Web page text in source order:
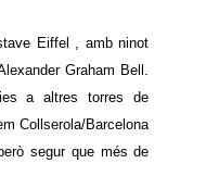
Eiffel , amb ninot
Graham Bell.
a altres torres de
Collserola/Barcelona
segur que més de